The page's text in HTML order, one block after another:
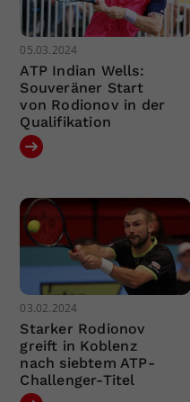
05.03.2024
ATP Indian Wells:
Souveräner Start
von Rodionov in der
Qualifikation
03.02.2024
Starker Rodionov
greift in Koblenz
nach siebtem ATP-
Challenger-Titel